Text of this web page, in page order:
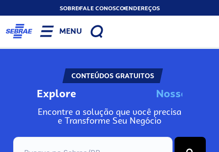
SOBREFALE CONOSCOENDEREÇOS
MENU
CONTEÚDOS GRATUITOS
Explore No
Encontre a solução que você precisa
e Transforme Seu Negócio